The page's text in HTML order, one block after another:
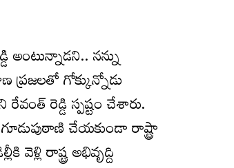
నన్ను
ప్రజలతో గోక్కున్నోడు
రెడ్డి స్పష్టం చేశారు.
చేయకుండా రాష్ట్రా
రాష్ట్ర అభివృద్ది